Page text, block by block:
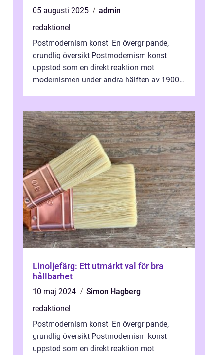
05 augusti 2025
admin
redaktionel
Postmodernism konst: En övergripande,
grundlig översikt Postmodernism konst
uppstod som en direkt reaktion mot
modernismen under andra hälften av 1900-
Linoljefärg: Ett utmärkt val för bra
hållbarhet
10 maj 2024
Simon Hagberg
redaktionel
Postmodernism konst: En övergripande,
grundlig översikt Postmodernism konst
uppstod som en direkt reaktion mot